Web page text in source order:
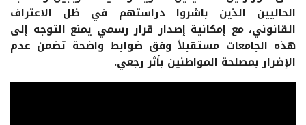
الحاليين الذين باشروا دراستهم في ظل الاعتراف
القانوني، مع إمكانية إصدار قرار رسمي يمنع التوجه إلى
هذه الجامعات مستقبلاً وفق ضوابط واضحة تضمن عدم
الإضرار بمصلحة المواطنين بأثر رجعي.